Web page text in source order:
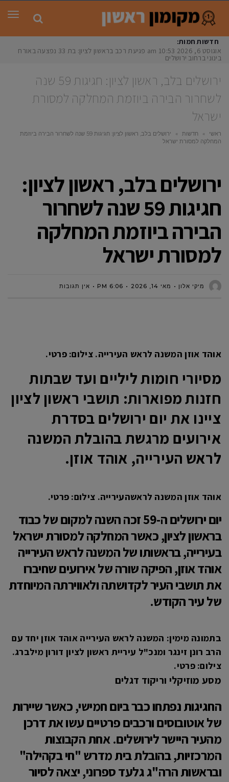
חדשות חמות:
אוגוסט 6, 2026
10:53 am פגיעת רכב בראשון לציון: בת 33 נפצעה באורח
בינוני ברחוב ירושלים
ירושלים בלב, ראשון לציון: חגיגות 59 שנה
לשחרור הבירה ביוזמת המחלקה למסורת
ישראל
ראשי » חדשות »
ירושלים בלב, ראשון לציון: חגיגות 59 שנה לשחרור הבירה ביוזמת
המחלקה למסורת ישראל
ירושלים בלב, ראשון לציון:
חגיגות 59 שנה לשחרור
הבירה ביוזמת המחלקה
למסורת ישראל
מיקי אלון מאי 14, 2026 6:06 PM אין תגובות
אוהד אוזן המשנה לראש העירייה. צילום: פרטי.
מסיורי חומות ליליים ועד שבתות
חזנות מפוארות: תושבי ראשון לציון
ציינו את יום ירושלים בסדרת
אירועים מרגשת בהובלת המשנה
לראש העירייה, אוהד אוזן.
אוהד אוזן המשנה לראשהעירייה. צילום: פרטי.
​יום ירושלים ה-59 זכה השנה למקום של כבוד
בראשון לציון, כאשר המחלקה למסורת ישראל
בעירייה, בראשותו של המשנה לראש העירייה
אוהד אוזן, הפיקה שורה של אירועים שחיברו
את תושבי העיר לקדושתה ולאווירתה המיוחדת
של עיר הקודש.
בתמונה מימין: המשנה לראש העירייה אוהד אוזן יחד עם
הרב רונן זינגר ומנכ"ל עיריית ראשון לציון דורון מילברג.
צילום: פרטי.
מסע מוזיקלי וריקוד דגלים
החגיגות נפתחו כבר ביום חמישי, כאשר שיירות
של אוטובוסים ורכבים פרטיים עשו את דרכן
מהעיר היישר לירושלים. אחת הקבוצות
המרכזיות, בהובלת בית מדרש "חי בקהילה"
ובראשות הרה"ג גלעד ספרוני, יצאה לסיור